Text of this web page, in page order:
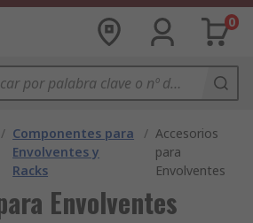
0
/ Componentes para
Envolventes y
Racks
/ Accesorios
para
Envolventes
Envolventes